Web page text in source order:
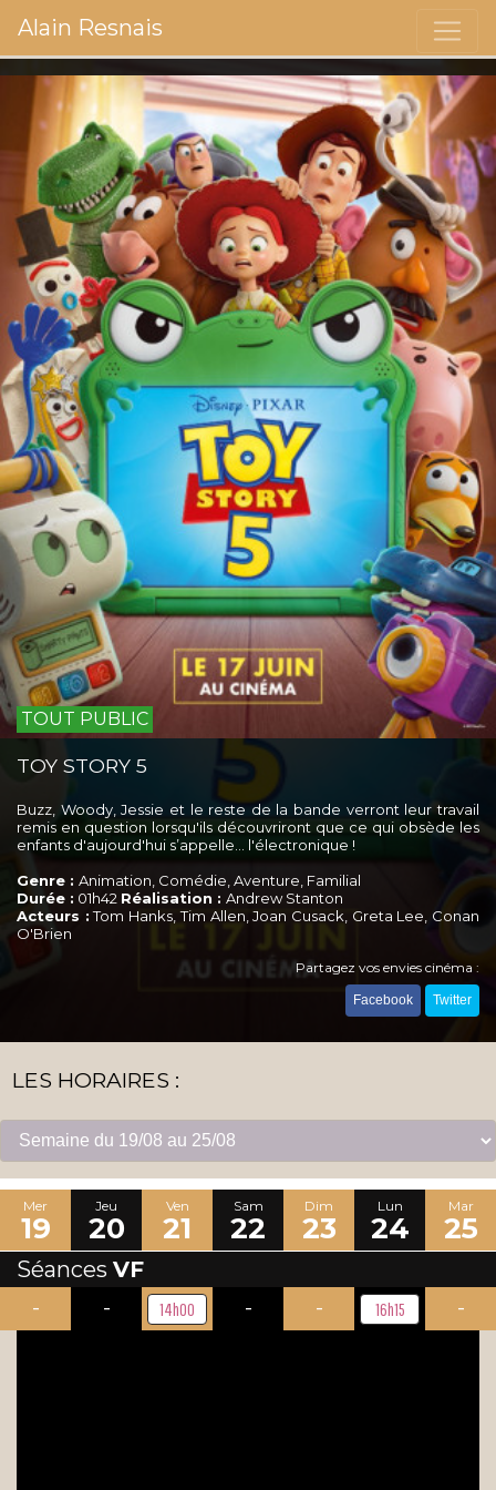
Alain Resnais
TOUT PUBLIC
TOY STORY 5
Buzz, Woody, Jessie et le reste de la bande verront leur travail
remis en question lorsqu'ils découvriront que ce qui obsède les
enfants d'aujourd'hui s’appelle... l'électronique !
Genre : Animation, Comédie, Aventure, Familial
Durée : 01h42 Réalisation : Andrew Stanton
Acteurs :Tom Hanks, Tim Allen, Joan Cusack, Greta Lee, Conan
O'Brien
Partagez vos envies cinéma :
Facebook Twitter
LES HORAIRES :
Mer
19
Jeu
20
Ven
21
Sam
22
Dim
23
Lun
24
Mar
25
Séances VF
-
- 14h00 - - 16h15 -